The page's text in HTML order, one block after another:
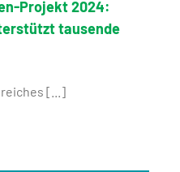
Projekt 2024:
tausende
[...]